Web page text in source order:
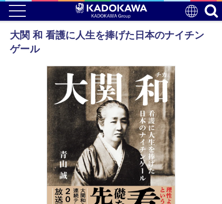
大関 和 看護に人生を捧げた日本のナイチン
ゲール